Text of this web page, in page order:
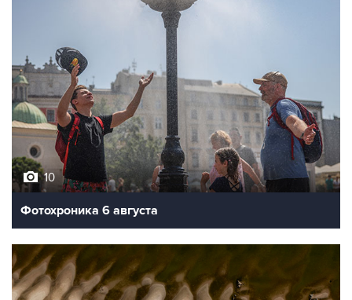
10
Фотохроника 6 августа